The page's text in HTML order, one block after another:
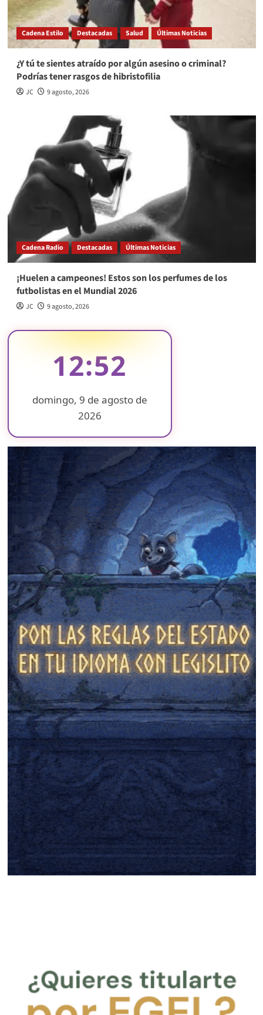
Cadena Estilo Destacadas Salud Últimas Noticias
¿Y tú te sientes atraído por algún asesino o criminal?
Podrías tener rasgos de hibristofilia
JC 9 agosto, 2026
Cadena Radio Destacadas Últimas Noticias
¡Huelen a campeones! Estos son los perfumes de los
futbolistas en el Mundial 2026
JC 9 agosto, 2026
12:52
domingo, 9 de agosto de
2026
❄
❄
❄
❄